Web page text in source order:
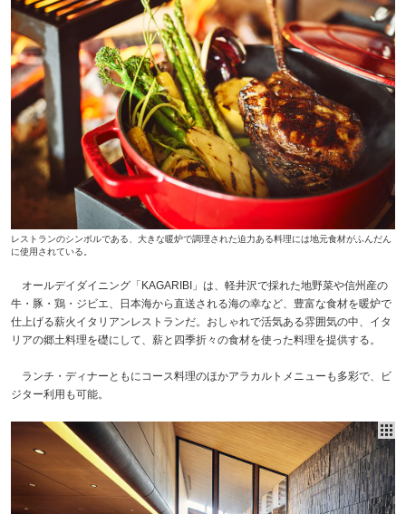
レストランのシンボルである、大きな暖炉で調理された迫力ある料理には地元食材がふんだん
に使用されている。
オールデイダイニング「KAGARIBI」は、軽井沢で採れた地野菜や信州産の
牛・豚・鶏・ジビエ、日本海から直送される海の幸など、豊富な食材を暖炉で
仕上げる薪火イタリアンレストランだ。おしゃれで活気ある雰囲気の中、イタ
リアの郷土料理を礎にして、薪と四季折々の食材を使った料理を提供する。
ランチ・ディナーともにコース料理のほかアラカルトメニューも多彩で、ビ
ジター利用も可能。